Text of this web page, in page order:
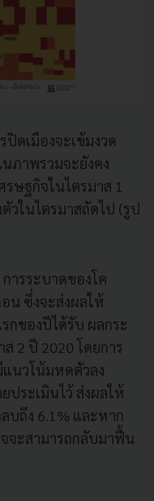
ดเมืองจะเข้มงวด
ภาพรวมจะยังคง
ษฐกิจในไตรมาส 1
ในไตรมาสถัดไป (รูป
ารระบาดของโค
น ซึ่งจะส่งผลให้
กของปีได้รับ ผลกระ
2 ปี 2020 โดยการ
นวโน้มหดตัวลง
ประเมินไว้ ส่งผลให้
บถึง 6.1% และหาก
จะสามารถกลับมาฟื้น